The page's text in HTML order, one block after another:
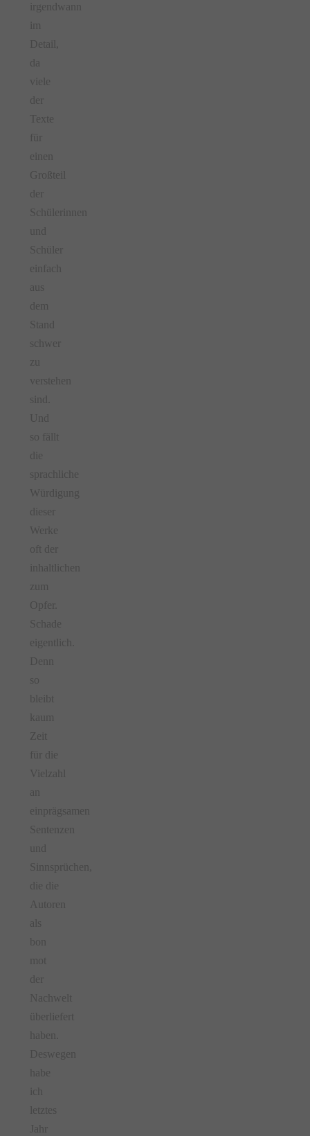
irgendwann
im
Detail,
da
viele
der
Texte
für
einen
Großteil
der
Schülerinnen
und
Schüler
einfach
aus
dem
Stand
schwer
zu
verstehen
sind.
Und
so fällt
die
sprachliche
Würdigung
dieser
Werke
oft der
inhaltlichen
zum
Opfer.
Schade
eigentlich.
Denn
so
bleibt
kaum
Zeit
für die
Vielzahl
an
einprägsamen
Sentenzen
und
Sinnsprüchen,
die die
Autoren
als
bon
mot
der
Nachwelt
überliefert
haben.
Deswegen
habe
ich
letztes
Jahr